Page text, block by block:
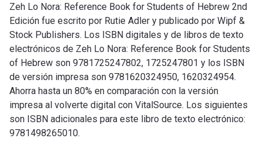
Zeh Lo Nora: Reference Book for Students of Hebrew 2nd
Edición fue escrito por Rutie Adler y publicado por Wipf &
Stock Publishers. Los ISBN digitales y de libros de texto
electrónicos de Zeh Lo Nora: Reference Book for Students
of Hebrew son 9781725247802, 1725247801 y los ISBN
de versión impresa son 9781620324950, 1620324954.
Ahorra hasta un 80% en comparación con la versión
impresa al volverte digital con VitalSource. Los siguientes
son ISBN adicionales para este libro de texto electrónico:
9781498265010.